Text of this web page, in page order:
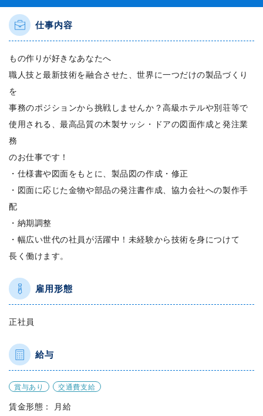
仕事内容
もの作りが好きなあなたへ
職人技と最新技術を融合させた、世界に一つだけの製品づくり
を
事務のポジションから挑戦しませんか？高級ホテルや別荘等で
使用される、最高品質の木製サッシ・ドアの図面作成と発注業
務
のお仕事です！
・仕様書や図面をもとに、製品図の作成・修正
・図面に応じた金物や部品の発注書作成、協力会社への製作手
配
・納期調整
・幅広い世代の社員が活躍中！未経験から技術を身につけて
長く働けます。
雇用形態
正社員
給与
賞与あり 交通費支給
賃金形態： 月給